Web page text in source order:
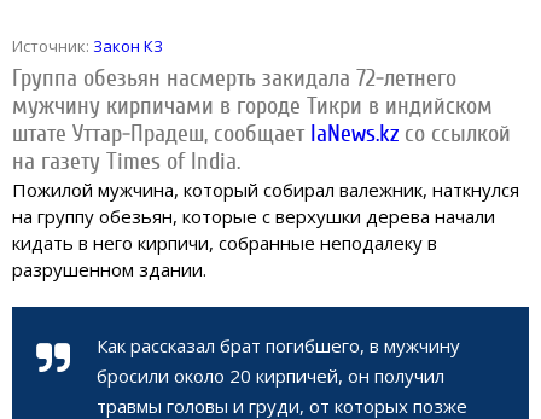
Источник: Закон КЗ
Группа обезьян насмерть закидала 72-летнего
мужчину кирпичами в городе Тикри в индийском
штате Уттар-Прадеш, сообщает IaNews.kz со ссылкой
на газету Times of India.
Пожилой мужчина, который собирал валежник, наткнулся
на группу обезьян, которые с верхушки дерева начали
кидать в него кирпичи, собранные неподалеку в
разрушенном здании.
Как рассказал брат погибшего, в мужчину
бросили около 20 кирпичей, он получил
травмы головы и груди, от которых позже